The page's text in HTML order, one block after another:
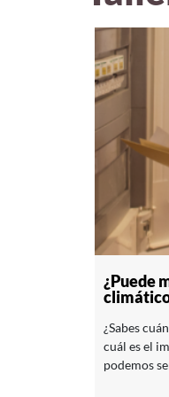
¿Puede
¿Sabes
cuál es el
podemos